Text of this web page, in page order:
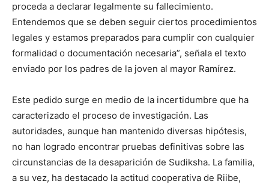
proceda a declarar legalmente su fallecimiento.
Entendemos que se deben seguir ciertos procedimientos
legales y estamos preparados para cumplir con cualquier
formalidad o documentación necesaria”, señala el texto
enviado por los padres de la joven al mayor Ramírez.
Este pedido surge en medio de la incertidumbre que ha
caracterizado el proceso de investigación. Las
autoridades, aunque han mantenido diversas hipótesis,
no han logrado encontrar pruebas definitivas sobre las
circunstancias de la desaparición de Sudiksha. La familia,
a su vez, ha destacado la actitud cooperativa de Riibe,